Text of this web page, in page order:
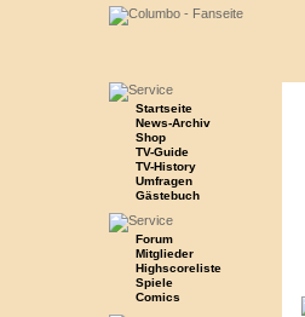
Startseite
News-Archiv
Shop
TV-Guide
TV-History
Umfragen
Gästebuch
Forum
Mitglieder
Highscoreliste
Spiele
Comics